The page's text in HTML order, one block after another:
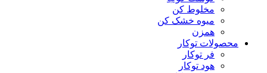
مخلوط کن
میوه خشک کن
همزن
محصولات توکار
فر توکار
هود توکار